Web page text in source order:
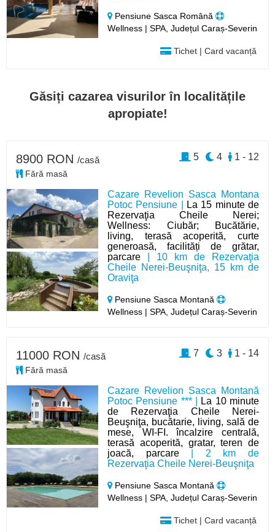
Pensiune Sasca Română
Wellness | SPA, Județul Caraș-Severin
Tichet | Card vacanță
Găsiți cazarea visurilor în localitățile
apropiate!
Cazare Revelion Sasca Montana
Potoc Pensiune |
La 15 minute de
Rezervaţia Cheile Nerei;
Wellness: Ciubăr; Bucătărie,
living, terasă acoperită, curte
generoasă, facilități de grătar,
parcare | 10 km de Rezervaţia
Cheile Nerei-Beuşniţa, 15 km de
Oraviţa
Pensiune Sasca Montană
Wellness | SPA, Județul Caraș-Severin
8900 RON /casă
Fără masă
1 - 12
4
5
Cazare Revelion Sasca Montană
Potoc Pensiune *** |
La 10 minute
de Rezervaţia Cheile Nerei-
Beuşniţa, bucătarie, living, sală de
mese, WI-FI. încalzire centrală,
terasă acoperită, gratar, teren de
joacă, parcare| 2 km de
Rezervaţia Cheile Nerei-Beuşniţa
Pensiune Sasca Montană
Wellness | SPA, Județul Caraș-Severin
Tichet | Card vacanță
11000 RON /casă
Fără masă
1 - 14
3
7